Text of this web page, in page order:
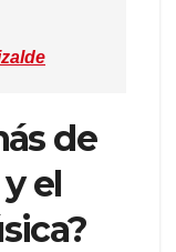
de
el